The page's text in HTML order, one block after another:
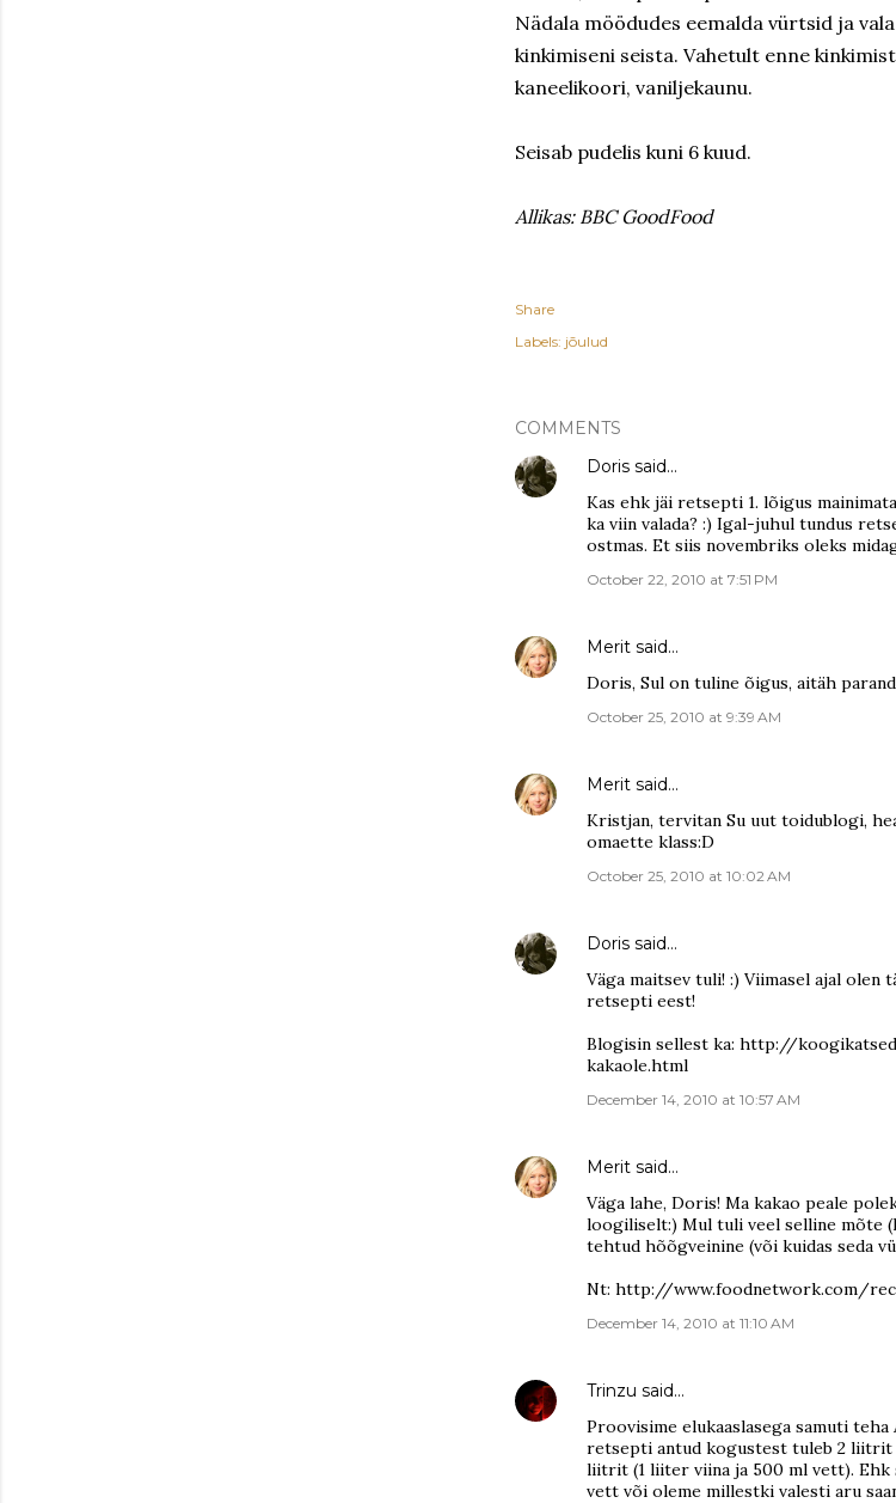
Nädala möödudes eemalda vürtsid ja
kinkimiseni seista. Vahetult enne
kaneelikoori, vaniljekaunu.
Seisab pudelis kuni 6 kuud.
Allikas: BBC GoodFood
Share
Labels: jõulud
COMMENTS
Doris said…
Kas ehk jäi retsepti 1. lõigus
ka viin valada? :) Igal-juhul tundus
ostmas. Et siis novembriks oleks
October 22, 2010 at 7:51 PM
Merit said…
Doris, Sul on tuline õigus, aitäh
October 25, 2010 at 9:39 AM
Merit said…
Kristjan, tervitan Su uut toidublogi,
omaette klass:D
October 25, 2010 at 10:02 AM
Doris said…
Väga maitsev tuli! :) Viimasel ajal olen
retsepti eest!
Blogisin sellest ka: http://
kakaole.html
December 14, 2010 at 10:57 AM
Merit said…
Väga lahe, Doris! Ma kakao peale
loogiliselt:) Mul tuli veel selline mõte
tehtud hõõgveinine (või kuidas seda
Nt: http://www.foodnetwork.com/
December 14, 2010 at 11:10 AM
Trinzu said…
Proovisime elukaaslasega samuti
retsepti antud kogustest tuleb 2 liitrit
liitrit (1 liiter viina ja 500 ml vett). Ehk
vett või oleme millestki valesti aru